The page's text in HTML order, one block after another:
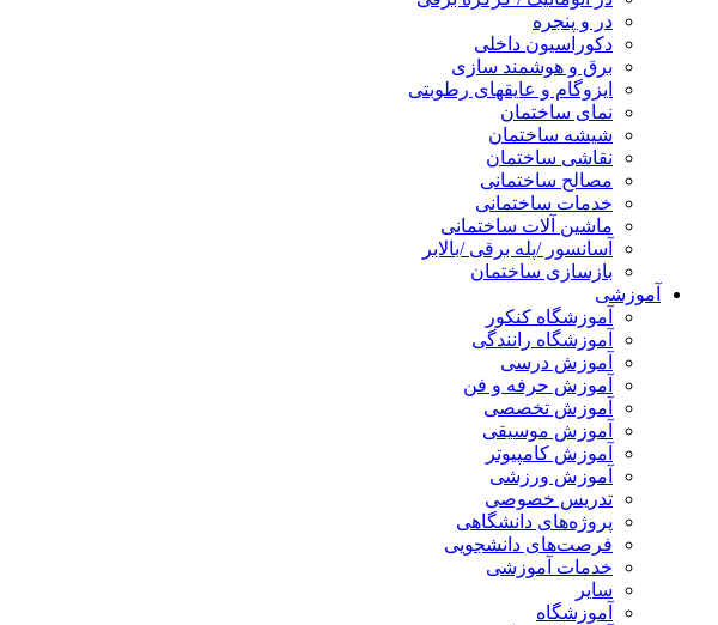
در و پنجره
دکوراسیون داخلی
برق و هوشمند سازی
ایزوگام و عایقهای رطوبتی
نمای ساختمان
شیشه ساختمان
نقاشی ساختمان
مصالح ساختمانی
خدمات ساختمانی
ماشین آلات ساختمانی
آسانسور /پله برقی /بالابر
بازسازی ساختمان
آموزشی
آموزشگاه کنکور
آموزشگاه رانندگی
آموزش درسی
آموزش حرفه و فن
آموزش تخصصی
آموزش موسیقی
آموزش کامپیوتر
آموزش ورزشی
تدریس خصوصی
پروژه‌های دانشگاهی
فرصت‌های دانشجویی
خدمات آموزشی
سایر
آموزشگاه